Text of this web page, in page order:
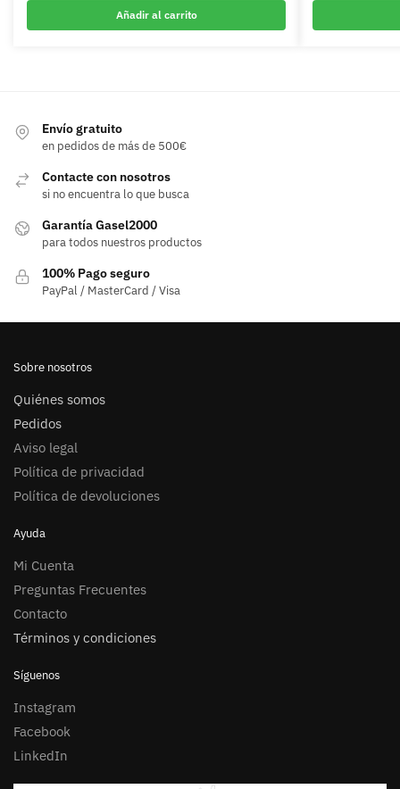
Añadir al carrito
Envío gratuito
en pedidos de más de 500€
Contacte con nosotros
si no encuentra lo que busca
Garantía Gasel2000
para todos nuestros productos
100% Pago seguro
PayPal / MasterCard / Visa
Sobre nosotros
Quiénes somos
Pedidos
Aviso legal
Política de privacidad
Política de devoluciones
Ayuda
Mi Cuenta
Preguntas Frecuentes
Contacto
Términos y condiciones
Síguenos
Instagram
Facebook
LinkedIn